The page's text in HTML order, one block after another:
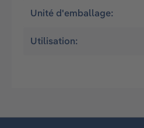
Unité d'emballage:
Utilisation: